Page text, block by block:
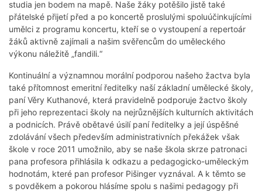
studia jen bodem na mapě. Naše žáky potěšilo jistě také
přátelské přijetí před a po koncertě proslulými spoluúčinkujícími
umělci z programu koncertu, kteří se o vystoupení a repertoár
žáků aktivně zajímali a našim svěřencům do uměleckého
výkonu náležitě „fandili.“
Kontinuální a významnou morální podporou našeho žactva byla
také přítomnost emeritní ředitelky naší základní umělecké školy,
paní Věry Kuthanové, která pravidelně podporuje žactvo školy
při jeho reprezentaci školy na nejrůznějších kulturních aktivitách
a podnicích. Právě obětavé úsilí paní ředitelky a její úspěšné
zdolávání všech především administrativních překážek však
škole v roce 2011 umožnilo, aby se naše škola skrze patronaci
pana profesora přihlásila k odkazu a pedagogicko-uměleckým
hodnotám, které pan profesor Pišinger vyznával. A k těmto se
s povděkem a pokorou hlásíme spolu s našimi pedagogy při